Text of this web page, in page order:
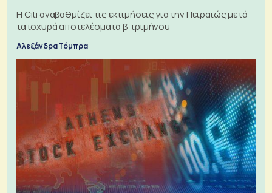
Η Citi αναβαθμίζει τις εκτιμήσεις για την Πειραιώς μετά
τα ισχυρά αποτελέσματα β' τριμήνου
Αλεξάνδρα Τόμπρα